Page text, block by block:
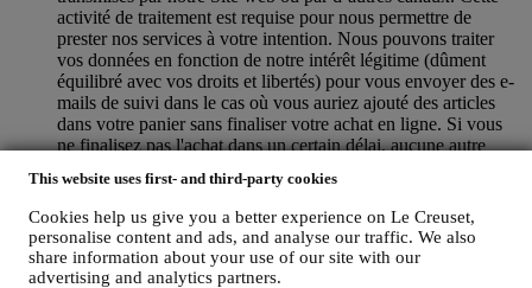
This website uses first- and third-party cookies
Cookies help us give you a better experience on Le Creuset,
personalise content and ads, and analyse our traffic. We also
share information about your use of our site with our
advertising and analytics partners.
activité de traitement est requise pour nous permettre de
prester nos services à votre intention. Nous pouvons traiter
vos données en fonction de notre intérêt légitime (dûment
équilibré avec vos droits et libertés) pour vous envoyer des e-
mails de suivi dans le cas où vous auriez ajouté des articles
dans votre panier sans finaliser votre achat en ligne. Si vous
ne finalisez pas l'achat dans un certain délai, aucune autre
POUR VOUS INFORMER À PROPOS DES
NOUVELLES ET OFFRES CONCERNANT LES
PRODUITS LE CREUSET
Si vous nous avez donné votre autorisation dans ce sens (par
exemple en souscrivant à notre lettre d’information au